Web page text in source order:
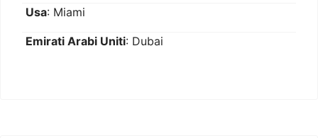
Usa: Miami
Emirati Arabi Uniti: Dubai